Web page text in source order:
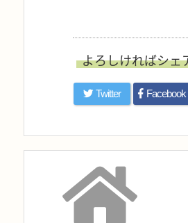
よろしければシェ
Twitter Facebook